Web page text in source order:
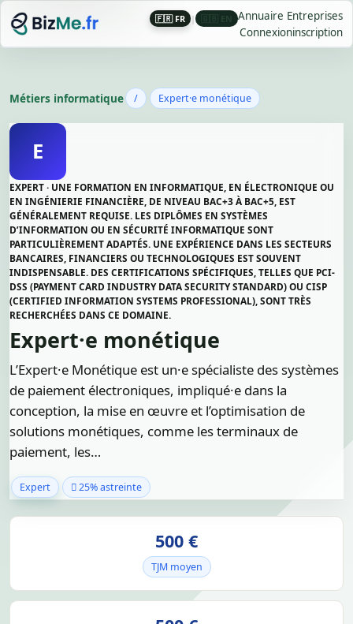
🇫🇷 FR |
Annuaire Entreprises
Connexioninscription
Métiers informatique / Expert·e monétique
E
EXPERT · UNE FORMATION EN INFORMATIQUE, EN ÉLECTRONIQUE OU
EN INGÉNIERIE FINANCIÈRE, DE NIVEAU BAC+3 À BAC+5, EST
GÉNÉRALEMENT REQUISE. LES DIPLÔMES EN SYSTÈMES
D’INFORMATION OU EN SÉCURITÉ INFORMATIQUE SONT
PARTICULIÈREMENT ADAPTÉS. UNE EXPÉRIENCE DANS LES SECTEURS
BANCAIRES, FINANCIERS OU TECHNOLOGIQUES EST SOUVENT
INDISPENSABLE. DES CERTIFICATIONS SPÉCIFIQUES, TELLES QUE PCI-
DSS (PAYMENT CARD INDUSTRY DATA SECURITY STANDARD) OU CISP
(CERTIFIED INFORMATION SYSTEMS PROFESSIONAL), SONT TRÈS
RECHERCHÉES DANS CE DOMAINE.
Expert·e monétique
L’Expert·e Monétique est un·e spécialiste des systèmes
de paiement électroniques, impliqué·e dans la
conception, la mise en œuvre et l’optimisation de
solutions monétiques, comme les terminaux de
paiement, les…
Expert 25% astreinte
500 €
TJM moyen